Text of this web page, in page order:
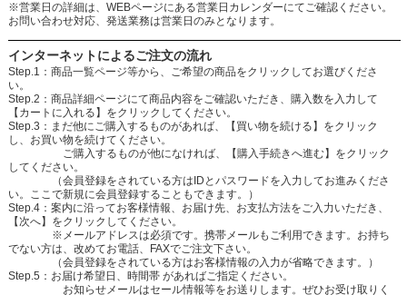
※営業日の詳細は、WEBページにある営業日カレンダーにてご確認ください。
お問い合わせ対応、発送業務は営業日のみとなります。
インターネットによるご注文の流れ
Step.1：商品一覧ページ等から、ご希望の商品をクリックしてお選びくださ
い。
Step.2：商品詳細ページにて商品内容をご確認いただき、購入数を入力して
【カートに入れる】をクリックしてください。
Step.3：まだ他にご購入するものがあれば、【買い物を続ける】をクリック
し、お買い物を続けてください。
ご購入するものが他になければ、【購入手続きへ進む】をクリック
してください。
（会員登録をされている方はIDとパスワードを入力してお進みくださ
い。ここで新規に会員登録することもできます。）
Step.4：案内に沿ってお客様情報、お届け先、お支払方法をご入力いただき、
【次へ】をクリックしてください。
※メールアドレスは必須です。携帯メールもご利用できます。お持ち
でない方は、改めてお電話、FAXでご注文下さい。
（会員登録をされている方はお客様情報の入力が省略できます。）
Step.5：お届け希望日、時間帯 があればご指定ください。
お知らせメールはセール情報等をお送りします。ぜひお受け取りく